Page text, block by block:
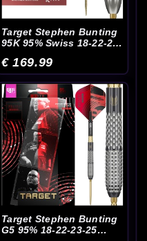
Target Stephen Bunting
95K 95% Swiss 18-22-23
€ 169.99
Target Stephen Bunting
G5 95% 18-22-23-25